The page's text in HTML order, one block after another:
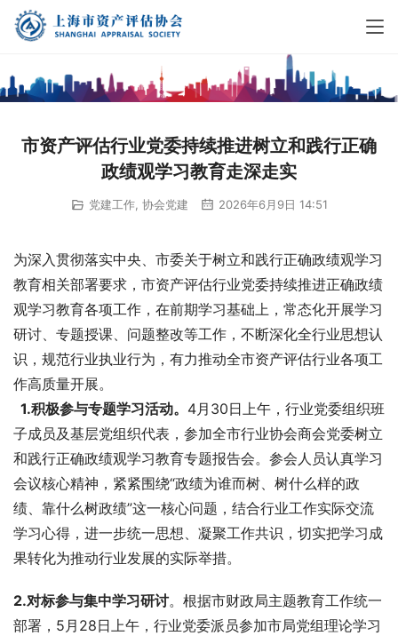
市资产评估行业党委持续推进树立和践行正确
政绩观学习教育走深走实
党建工作, 协会党建 2026年6月9日 14:51
为深入贯彻落实中央、市委关于树立和践行正确政绩观学习
教育相关部署要求，市资产评估行业党委持续推进正确政绩
观学习教育各项工作，在前期学习基础上，常态化开展学习
研讨、专题授课、问题整改等工作，不断深化全行业思想认
识，规范行业执业行为，有力推动全市资产评估行业各项工
作高质量开展。
1.积极参与专题学习活动。 4月30日上午，行业党委组织班
子成员及基层党组织代表，参加全市行业协会商会党委树立
和践行正确政绩观学习教育专题报告会。参会人员认真学习
会议核心精神，紧紧围绕“政绩为谁而树、树什么样的政
绩、靠什么树政绩”这一核心问题，结合行业工作实际交流
学习心得，进一步统一思想、凝聚工作共识，切实把学习成
果转化为推动行业发展的实际举措。
2.对标参与集中学习研讨。根据市财政局主题教育工作统一
部署，5月28日上午，行业党委派员参加市局党组理论学习